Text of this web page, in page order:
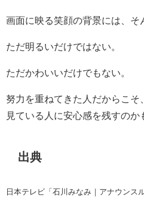
画面に映る笑顔の背景には、そ
ただ明るいだけではない。
ただかわいいだけでもない。
努力を重ねてきた人だからこそ
見ている人に安心感を残すのか
出典
日本テレビ「石川みなみ｜アナウンス